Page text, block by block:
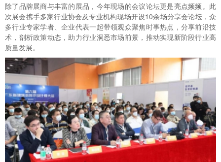
除了品牌展商与丰富的展品，今年现场的会议论坛更是亮点频频。此
次展会携手多家行业协会及专业机构现场开设10余场分享会论坛，众
多行业专家学者、企业代表一起带领观众聚焦时事热点，分享前沿技
术，剖析政策动态，助力行业洞悉市场前景，推动实现新阶段行业高
质量发展。